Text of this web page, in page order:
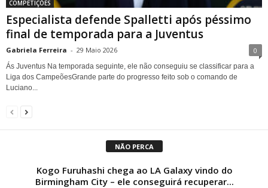
COMPETIÇÕES
Especialista defende Spalletti após péssimo
final de temporada para a Juventus
Gabriela Ferreira - 29 Maio 2026 0
Ás Juventus Na temporada seguinte, ele não conseguiu se classificar para a
Liga dos CampeõesGrande parte do progresso feito sob o comando de
Luciano...
NÃO PERCA
Kogo Furuhashi chega ao LA Galaxy vindo do
Birmingham City – ele conseguirá recuperar...